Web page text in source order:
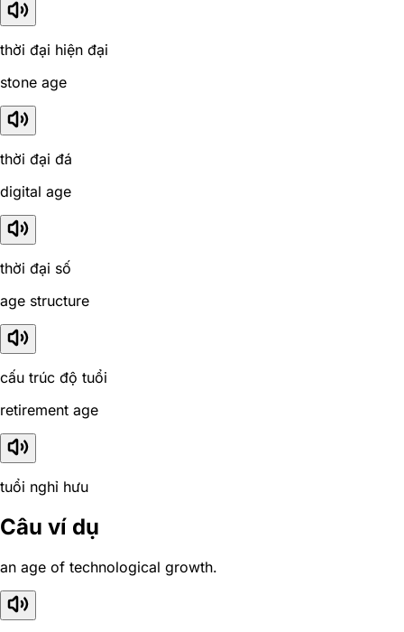
thời đại hiện đại
stone age
thời đại đá
digital age
thời đại số
age structure
cấu trúc độ tuổi
retirement age
tuổi nghỉ hưu
Câu ví dụ
an age of technological growth.